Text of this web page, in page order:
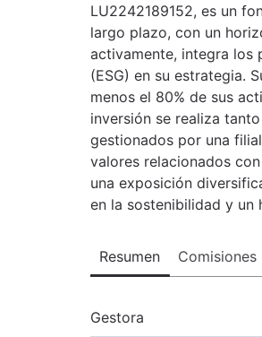
LU2242189152, es un
largo plazo, con un
activamente, integra los
(ESG) en su estrategia.
menos el 80% de sus
inversión se realiza
gestionados por una
valores relacionados
una exposición
en la sostenibilidad y un
Resumen Comisiones
Gestora